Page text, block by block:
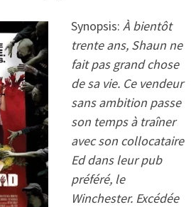
Synopsis: À bientôt
trente ans, Shaun ne
fait pas grand chose
de sa vie. Ce vendeur
sans ambition passe
son temps à traîner
avec son collocataire
Ed dans leur pub
préféré, le
Winchester. Excédée